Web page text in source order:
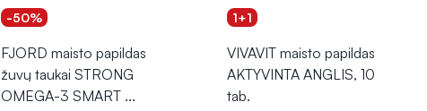
-50%
FJORD maisto papildas
žuvų taukai STRONG
OMEGA-3 SMART ...
1+1
VIVAVIT maisto papildas
AKTYVINTA ANGLIS, 10
tab.